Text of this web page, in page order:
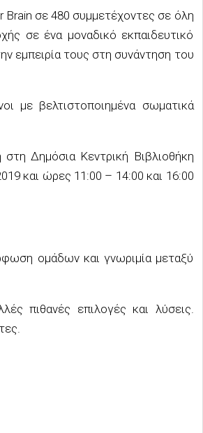
Brain σε 480 συμμετέχοντες σε όλη
σε ένα μοναδικό εκπαιδευτικό
εμπειρία τους στη συνάντηση του
με βελτιστοποιημένα σωματικά
Δημόσια Κεντρική Βιβλιοθήκη
και ώρες 11:00 – 14:00 και 16:00
ομάδων και γνωριμία μεταξύ
πιθανές επιλογές και λύσεις.